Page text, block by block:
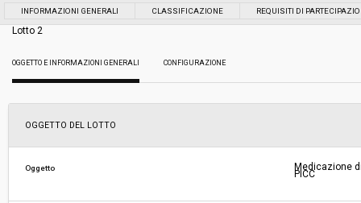
Tipo di contratto:
Servizi sociali:
Scelta del contraente:
Valore stimato della procedura:
INFORMAZIONI GENERALI CLASSIFICAZIONE REQUISITI DI
Lotto 2
OGGETTO E INFORMAZIONI GENERALI CONFIGURAZIONE
OGGETTO DEL LOTTO
Oggetto Medicazione
PICC